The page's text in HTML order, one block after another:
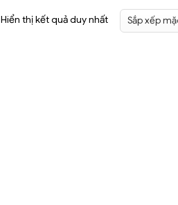
Hiển thị kết quả duy nhất